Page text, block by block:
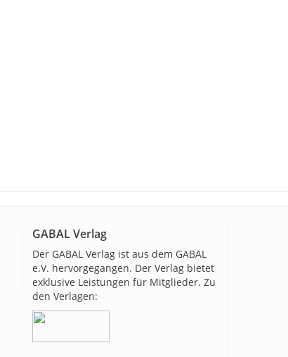
GABAL Verlag
Der GABAL Verlag ist aus dem GABAL
e.V. hervorgegangen. Der Verlag bietet
exklusive Leistungen für Mitglieder. Zu
den Verlagen: